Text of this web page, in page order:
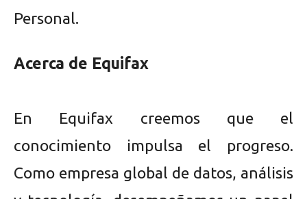
Personal.
Acerca de Equifax
En Equifax creemos que el
conocimiento impulsa el progreso.
Como empresa global de datos, análisis